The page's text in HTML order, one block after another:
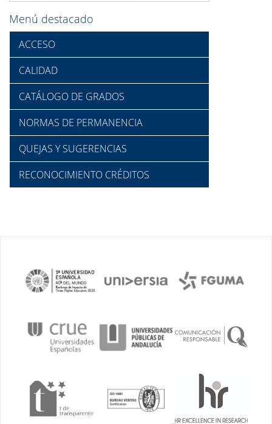
Menú destacado
ACCESO
CALIDAD
CATÁLOGO DE GRADOS
NORMAS DE PERMANENCIA
QUEJAS Y SUGERENCIAS
RECONOCIMIENTO CRÉDITOS